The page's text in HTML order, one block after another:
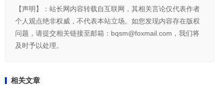
【声明】：站长网内容转载自互联网，其相关言论仅代表作者
个人观点绝非权威，不代表本站立场。如您发现内容存在版权
问题，请提交相关链接至邮箱：bqsm@foxmail.com，我们将
及时予以处理。
相关文章